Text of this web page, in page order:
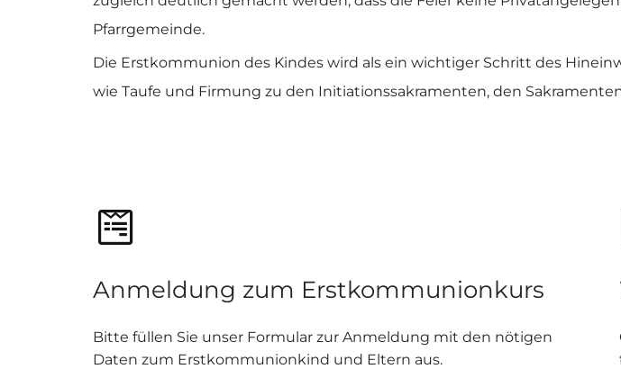
Pfarrgemeinde.
Die Erstkommunion des Kindes wird als ein wichtiger Schritt des
wie Taufe und Firmung zu den Initiationssakramenten, den
Anmeldung zum Erstkommunionkurs
Bitte füllen Sie unser Formular zur Anmeldung mit den nötigen
Daten zum Erstkommunionkind und Eltern aus.